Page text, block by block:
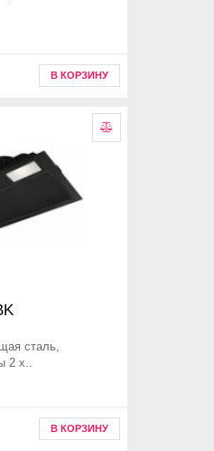
В КОРЗИНУ
сталь,
2 х..
В КОРЗИНУ